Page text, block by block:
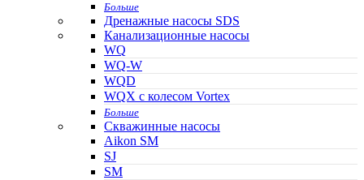
Больше
Дренажные насосы SDS
Канализационные насосы
WQ
WQ-W
WQD
WQX с колесом Vortex
Больше
Скважинные насосы
Aikon SM
SJ
SM